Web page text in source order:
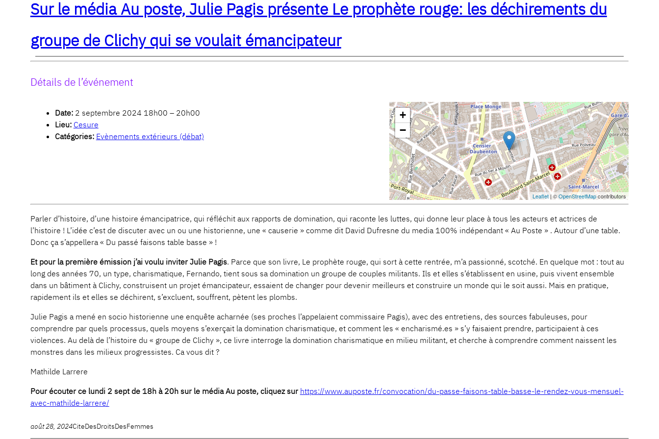
Sur le média Au poste, Julie Pagis présente Le prophète rouge: les déchirements du
groupe de Clichy qui se voulait émancipateur
Détails de l’événement
Date: 2 septembre 2024 18h00 – 20h00
Lieu: Cesure
Catégories: Evènements extérieurs (débat)
+
−
Leaflet| ©OpenStreetMapcontributors
Parler d’histoire, d’une histoire émancipatrice, qui réfléchit aux rapports de domination, qui raconte les luttes, qui donne leur place à tous les acteurs et actrices de
l’histoire ! L’idée c’est de discuter avec un ou une historienne, une « causerie » comme dit David Dufresne du media 100% indépendant « Au Poste » . Autour d’une table.
Donc ça s’appellera « Du passé faisons table basse » !
Et pour la première émission j’ai voulu inviter Julie Pagis. Parce que son livre, Le prophète rouge, qui sort à cette rentrée, m’a passionné, scotché. En quelque mot : tout au
long des années 70, un type, charismatique, Fernando, tient sous sa domination un groupe de couples militants. Ils et elles s’établissent en usine, puis vivent ensemble
dans un bâtiment à Clichy, construisent un projet émancipateur, essaient de changer pour devenir meilleurs et construire un monde qui le soit aussi. Mais en pratique,
rapidement ils et elles se déchirent, s’excluent, souffrent, pètent les plombs.
Julie Pagis a mené en socio historienne une enquête acharnée (ses proches l’appelaient commissaire Pagis), avec des entretiens, des sources fabuleuses, pour
comprendre par quels processus, quels moyens s’exerçait la domination charismatique, et comment les « encharismé.es » s’y faisaient prendre, participaient à ces
violences. Au delà de l’histoire du « groupe de Clichy », ce livre interroge la domination charismatique en milieu militant, et cherche à comprendre comment naissent les
monstres dans les milieux progressistes. Ca vous dit ?
Mathilde Larrere
Pour écouter ce lundi 2 sept de 18h à 20h sur le média Au poste, cliquez sur https://www.auposte.fr/convocation/du-passe-faisons-table-basse-le-rendez-vous-mensuel-
avec-mathilde-larrere/
août 28, 2024CiteDesDroitsDesFemmes